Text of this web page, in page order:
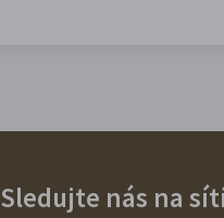
Sledujte nás na